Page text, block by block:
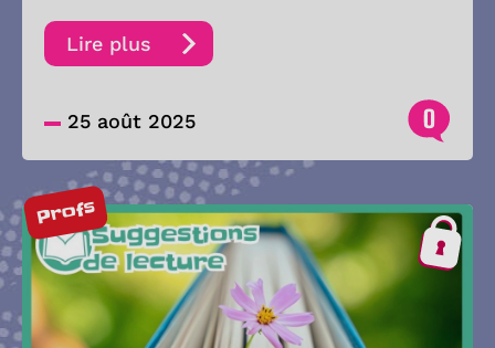
Lire plus
25 août 2025 0
Profs